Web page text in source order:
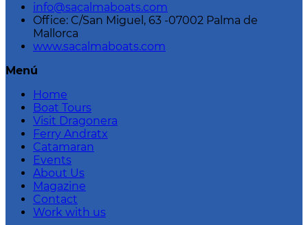
info@sacalmaboats.com
Office: C/San Miguel, 63 -07002 Palma de
Mallorca
www.sacalmaboats.com
Menú
Home
Boat Tours
Visit Dragonera
Ferry Andratx
Catamaran
Events
About Us
Magazine
Contact
Work with us